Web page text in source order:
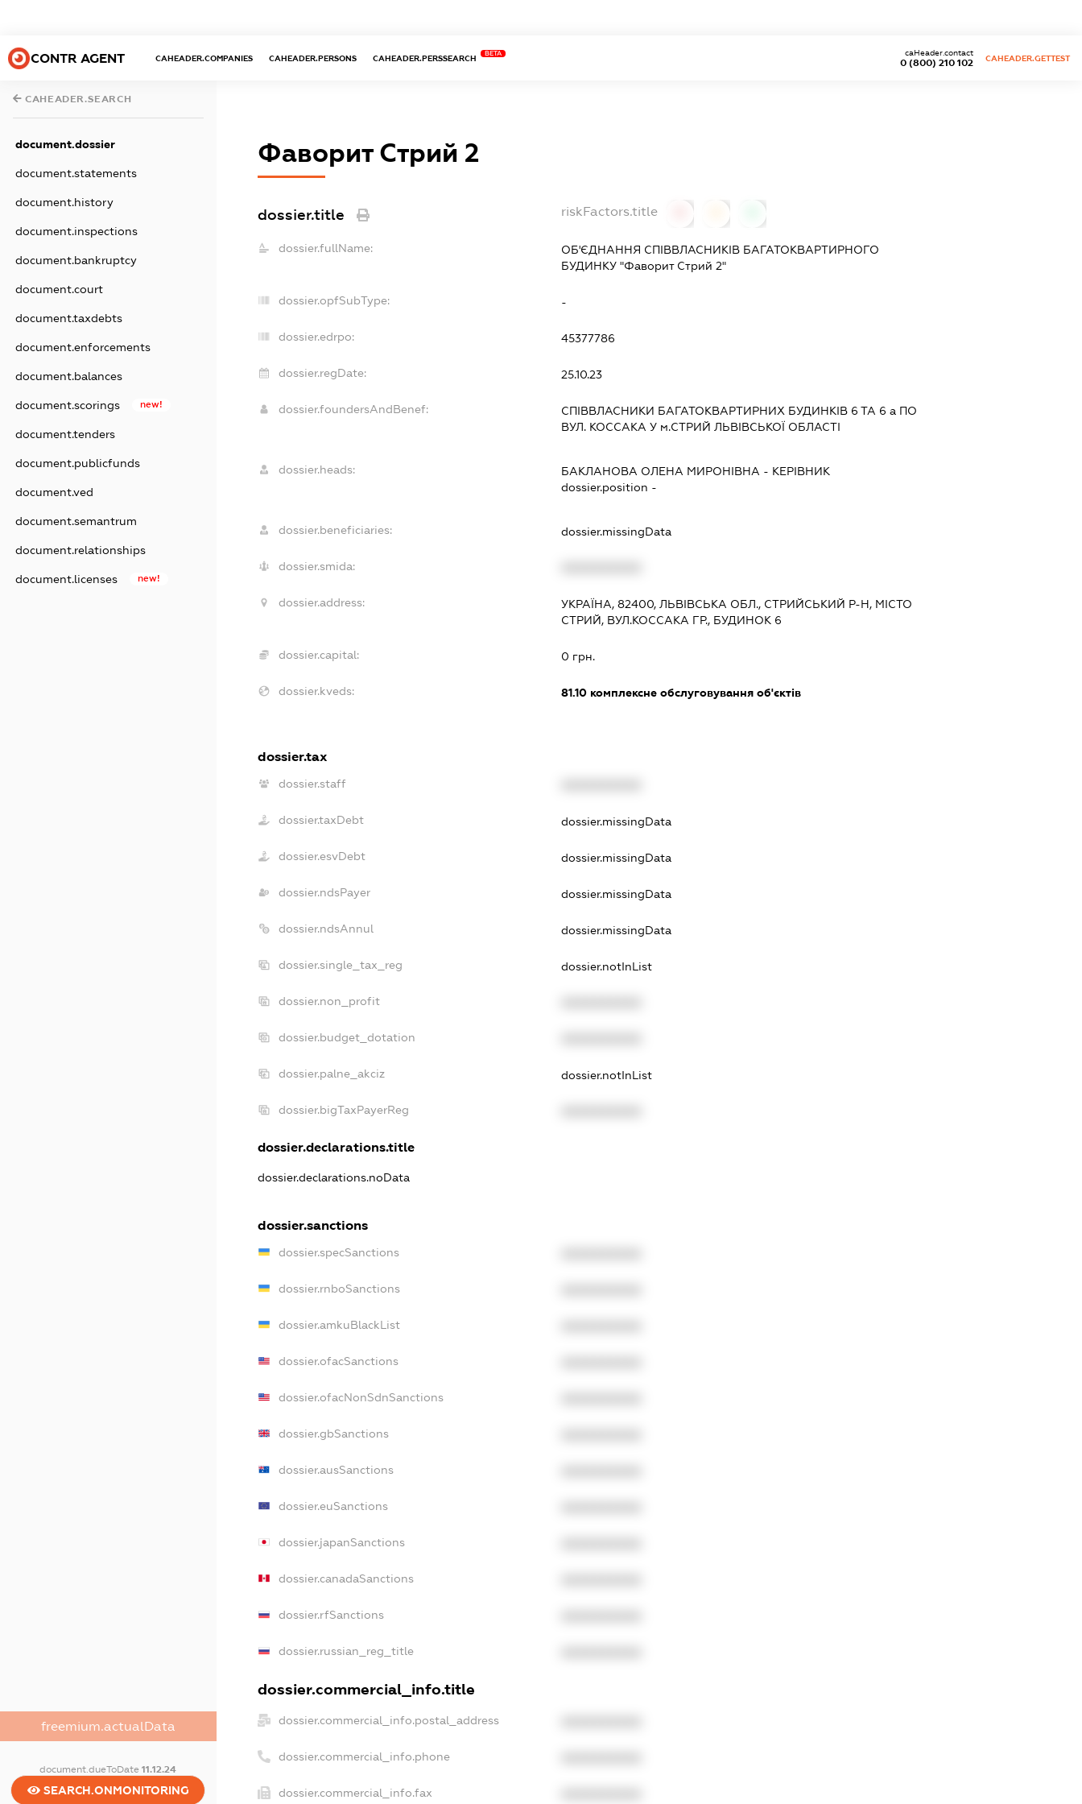
CONTR AGENT CAHEADER.COMPANIES CAHEADER.PERSONS CAHEADER.PERSSEARCH
BETA
0 (800) 210 102
caHeader.contact
CAHEADER.GETTEST
CAHEADER.SEARCH
document.dossier
document.statements
document.history
document.inspections
document.bankruptcy
document.court
document.taxdebts
document.enforcements
document.balances
document.scorings new!
document.tenders
document.publicfunds
document.ved
document.semantrum
document.relationships
document.licenses new!
freemium.actualData
document.dueToDate11.12.24
SEARCH.ONMONITORING
Фаворит Стрий 2
dossier.title riskFactors.title
dossier.fullName:
ОБ'ЄДНАННЯ СПІВВЛАСНИКІВ БАГАТОКВАРТИРНОГО
БУДИНКУ "Фаворит Стрий 2"
dossier.opfSubType: -
dossier.edrpo: 45377786
dossier.regDate: 25.10.23
dossier.foundersAndBenef:
СПІВВЛАСНИКИ БАГАТОКВАРТИРНИХ БУДИНКІВ 6 ТА 6 а ПО
ВУЛ. КОССАКА У м.СТРИЙ ЛЬВІВСЬКОЇ ОБЛАСТІ
dossier.heads: БАКЛАНОВА ОЛЕНА МИРОНІВНА - КЕРІВНИК
dossier.position -
dossier.beneficiaries: dossier.missingData
dossier.smida:
dossier.address:
УКРАЇНА, 82400, ЛЬВІВСЬКА ОБЛ., СТРИЙСЬКИЙ Р-Н, МІСТО
СТРИЙ, ВУЛ.КОССАКА ГР., БУДИНОК 6
dossier.capital: 0 грн.
dossier.kveds: 81.10 комплексне обслуговування об'єктів
dossier.tax
dossier.staff
dossier.taxDebt dossier.missingData
dossier.esvDebt dossier.missingData
dossier.ndsPayer dossier.missingData
dossier.ndsAnnul dossier.missingData
dossier.single_tax_reg dossier.notInList
dossier.non_profit
dossier.budget_dotation
dossier.palne_akciz dossier.notInList
dossier.bigTaxPayerReg
dossier.declarations.title
dossier.declarations.noData
dossier.sanctions
dossier.specSanctions
dossier.rnboSanctions
dossier.amkuBlackList
dossier.ofacSanctions
dossier.ofacNonSdnSanctions
dossier.gbSanctions
dossier.ausSanctions
dossier.euSanctions
dossier.japanSanctions
dossier.canadaSanctions
dossier.rfSanctions
dossier.russian_reg_title
dossier.commercial_info.title
dossier.commercial_info.postal_address
dossier.commercial_info.phone
dossier.commercial_info.fax